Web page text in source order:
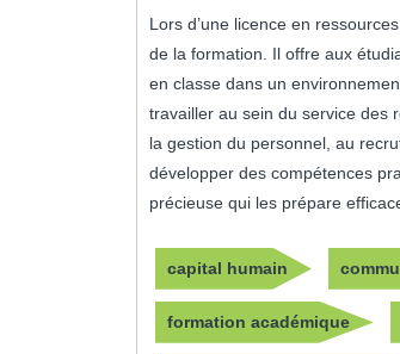
Lors d’une licence en
de la formation. Il offre aux
en classe dans un
travailler au sein du service des
la gestion du personnel, au
développer des compétences
précieuse qui les prépare
capital humain
formation académique